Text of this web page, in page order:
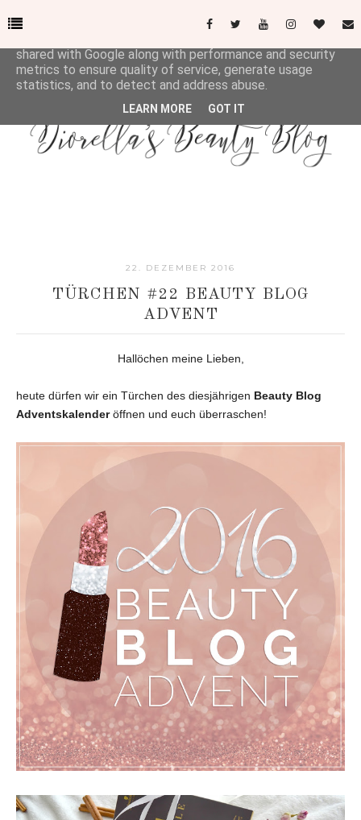
22. DEZEMBER 2016
TÜRCHEN #22 BEAUTY BLOG
ADVENT
Hallöchen meine Lieben,
heute dürfen wir ein Türchen des diesjährigen Beauty Blog
Adventskalenderöffnen und euch überraschen!
This site uses cookies from Google to deliver its services
shared with Google along with performance and security
metrics to ensure quality of service, generate usage
statistics, and to detect and address abuse.
LEARN MORE GOT IT